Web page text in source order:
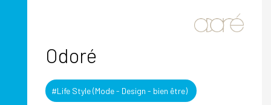
Odoré
#Life Style (Mode - Design - bien être)